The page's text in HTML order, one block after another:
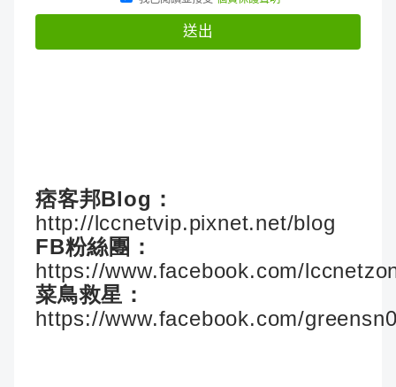
痞客邦Blog：
http://lccnetvip.pixnet.net/blog
FB粉絲團：
https://www.facebook.com/
菜鳥救星：
https://www.facebook.com/